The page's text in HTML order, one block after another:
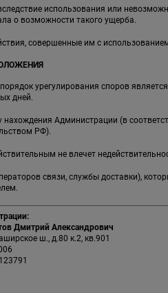
использования или
о возможности такого ущерба.
совершенные им с
урегулирования споров
дней.
Администрации (в
РФ).
не влечет
связи, службы доставки),
Дмитрий Александрович
ш., д.80 к.2, кв.901